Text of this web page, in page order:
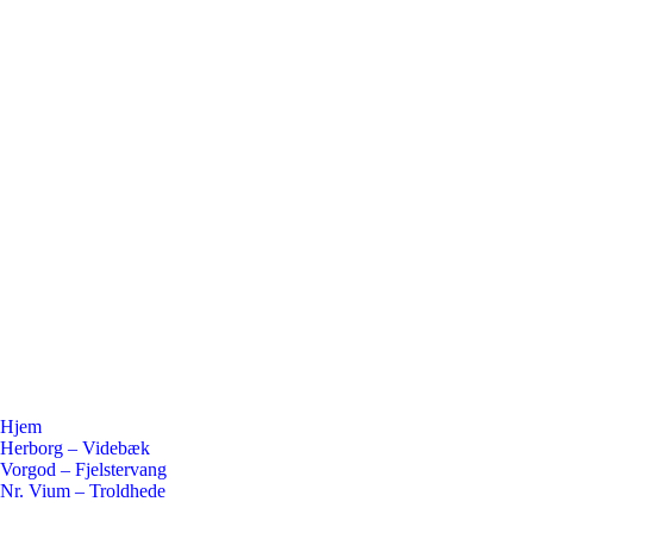
Hjem
Herborg – Videbæk
Vorgod – Fjelstervang
Nr. Vium – Troldhede